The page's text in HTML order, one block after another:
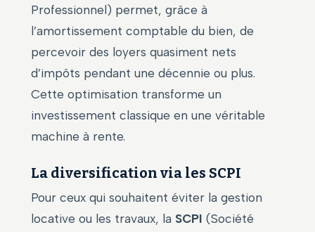
Professionnel) permet, grâce à
l’amortissement comptable du bien, de
percevoir des loyers quasiment nets
d’impôts pendant une décennie ou plus.
Cette optimisation transforme un
investissement classique en une véritable
machine à rente.
La diversification via les SCPI
Pour ceux qui souhaitent éviter la gestion
locative ou les travaux, la SCPI (Société